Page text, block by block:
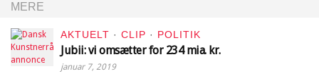
MERE
AKTUELT · CLIP · POLITIK
Jubii: vi omsætter for 234 mia. kr.
januar 7, 2019